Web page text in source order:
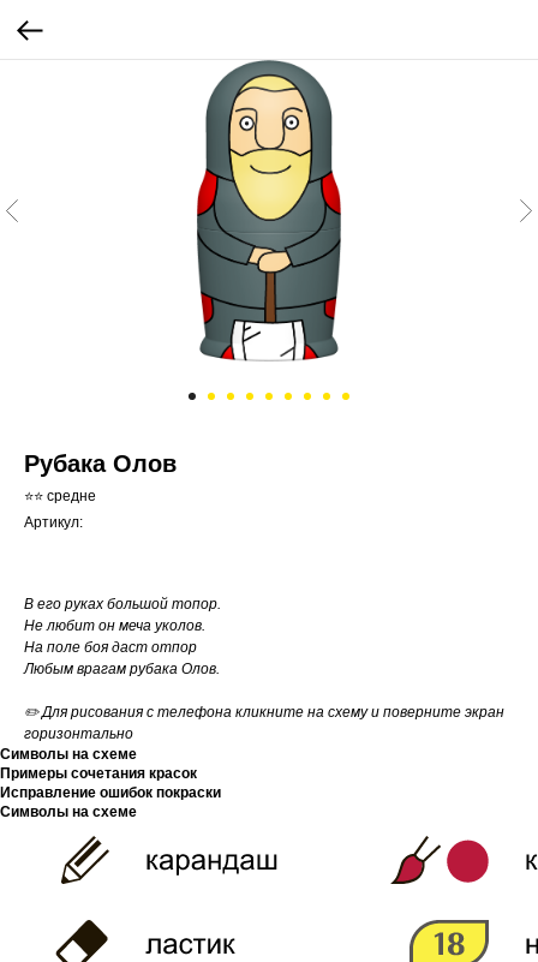
Рубака Олов
⭐⭐ средне
Артикул:
В его руках большой топор.
Не любит он меча уколов.
На поле боя даст отпор
Любым врагам рубака Олов.
✏️ Для рисования с телефона кликните на схему и поверните экран
горизонтально
Символы на схеме
Примеры сочетания красок
Исправление ошибок покраски
Символы на схеме